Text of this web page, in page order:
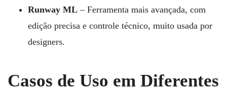
Runway ML – Ferramenta mais avançada, com
edição precisa e controle técnico, muito usada por
designers.
Casos de Uso em Diferentes